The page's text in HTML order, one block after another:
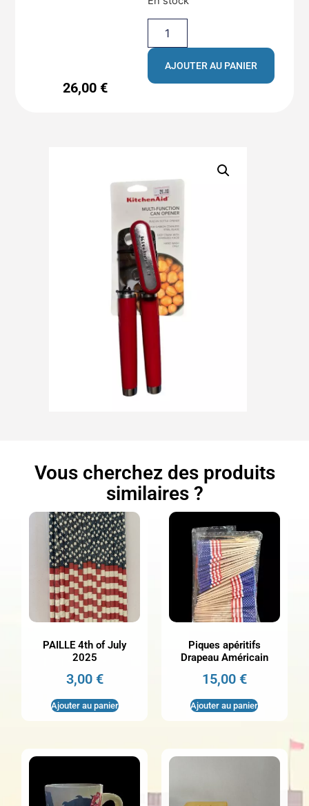
26,00 €
AJOUTER AU PANIER
Vous cherchez des produits
similaires ?
PAILLE 4th of July
2025
3,00 €
Ajouter au panier
Piques apéritifs
Drapeau Américain
15,00 €
Ajouter au panier